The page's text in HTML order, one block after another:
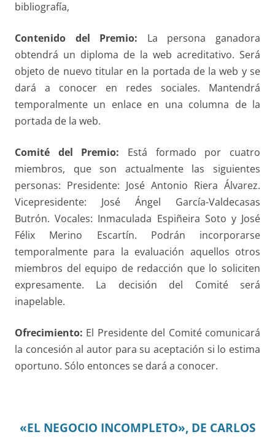
bibliografía,
Contenido del Premio: La persona ganadora
obtendrá un diploma de la web acreditativo. Será
objeto de nuevo titular en la portada de la web y se
dará a conocer en redes sociales. Mantendrá
temporalmente un enlace en una columna de la
portada de la web.
Comité del Premio: Está formado por cuatro
miembros, que son actualmente las siguientes
personas: Presidente: José Antonio Riera Álvarez.
Vicepresidente: José Ángel García-Valdecasas
Butrón. Vocales: Inmaculada Espiñeira Soto y José
Félix Merino Escartín. Podrán incorporarse
temporalmente para la evaluación aquellos otros
miembros del equipo de redacción que lo soliciten
expresamente. La decisión del Comité será
inapelable.
Ofrecimiento: El Presidente del Comité comunicará
la concesión al autor para su aceptación si lo estima
oportuno. Sólo entonces se dará a conocer.
«EL NEGOCIO INCOMPLETO», DE CARLOS